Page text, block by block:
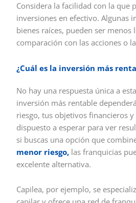
Considera la facilidad con la que
inversiones en efectivo. Algunas
bienes raíces, pueden ser menos
comparación con las acciones o
¿Cuál es la inversión más
No hay una respuesta única a
inversión más rentable
riesgo, tus objetivos financieros
dispuesto a esperar para ver
si buscas una opción que
menor riesgo, las franquicias
excelente alternativa.
Capilea, por ejemplo, se